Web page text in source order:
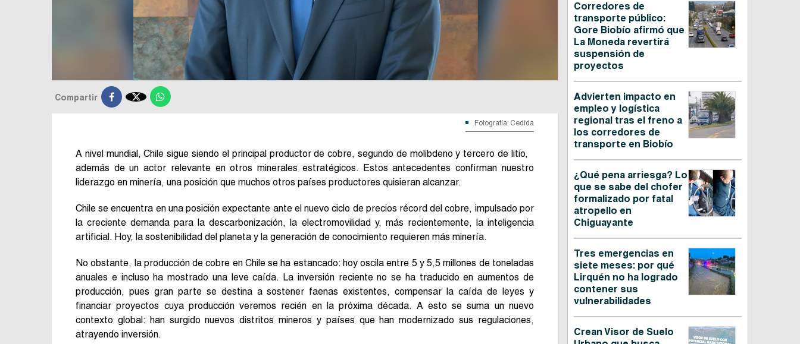
Compartir 
Fotografía: Cedida
A nivel mundial, Chile sigue siendo el principal productor de cobre, segundo de molibdeno y tercero de litio,
además de un actor relevante en otros minerales estratégicos. Estos antecedentes confirman nuestro
liderazgo en minería, una posición que muchos otros países productores quisieran alcanzar.
Chile se encuentra en una posición expectante ante el nuevo ciclo de precios récord del cobre, impulsado por
la creciente demanda para la descarbonización, la electromovilidad y, más recientemente, la inteligencia
artificial. Hoy, la sostenibilidad del planeta y la generación de conocimiento requieren más minería.
No obstante, la producción de cobre en Chile se ha estancado: hoy oscila entre 5 y 5,5 millones de toneladas
anuales e incluso ha mostrado una leve caída. La inversión reciente no se ha traducido en aumentos de
producción, pues gran parte se destina a sostener faenas existentes, compensar la caída de leyes y
financiar proyectos cuya producción veremos recién en la próxima década. A esto se suma un nuevo
contexto global: han surgido nuevos distritos mineros y países que han modernizado sus regulaciones,
atrayendo inversión.
Corredores de
transporte público:
Gore Biobío afirmó que
La Moneda revertirá
suspensión de
proyectos
Advierten impacto en
empleo y logística
regional tras el freno a
los corredores de
transporte en Biobío
¿Qué pena arriesga? Lo
que se sabe del chofer
formalizado por fatal
atropello en
Chiguayante
Tres emergencias en
siete meses: por qué
Lirquén no ha logrado
contener sus
vulnerabilidades
Crean Visor de Suelo